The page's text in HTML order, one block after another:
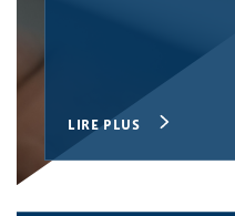
LIRE PLUS